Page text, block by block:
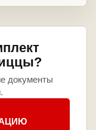
документы